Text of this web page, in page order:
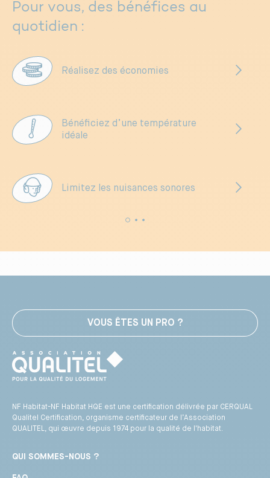
Pour vous, des bénéfices au
quotidien :
Réalisez des économies
Bénéficiez d’une température
idéale
Limitez les nuisances sonores
VOUS ÊTES UN PRO ?
NF Habitat-NF Habitat HQE est une certification délivrée par CERQUAL
Qualitel Certification, organisme certificateur de l’Association
QUALITEL, qui œuvre depuis 1974 pour la qualité de l'habitat.
QUI SOMMES-NOUS ?